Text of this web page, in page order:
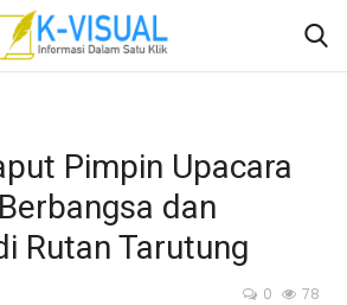
Pimpin Upacara
dan
Rutan Tarutung
0 78